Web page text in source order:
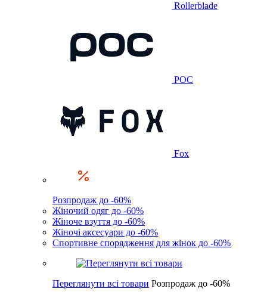
Rollerblade
POC
Fox
Розпродаж до -60%
Жіночий одяг до -60%
Жіноче взуття до -60%
Жіночі аксесуари до -60%
Спортивне спорядження для жінок до -60%
Переглянути всі товари Розпродаж до -60%